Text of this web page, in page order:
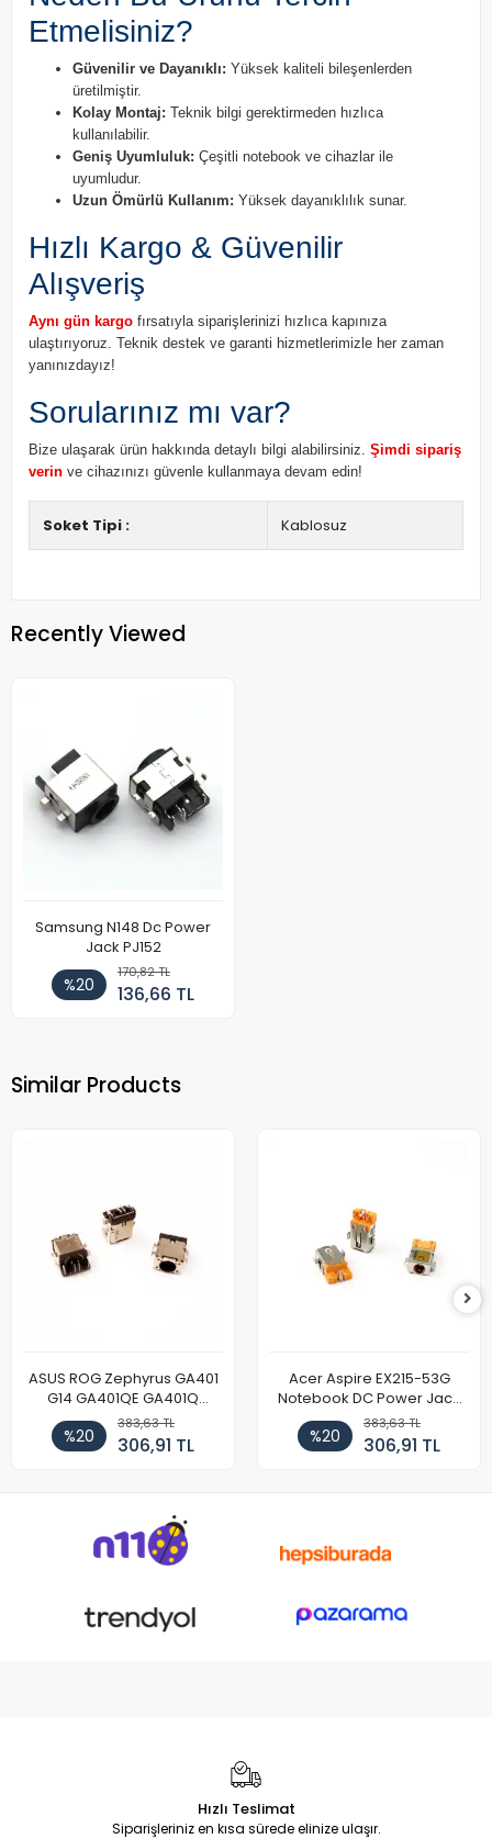
Etmelisiniz?
Güvenilir ve Dayanıklı: Yüksek kaliteli bileşenlerden
üretilmiştir.
Kolay Montaj: Teknik bilgi gerektirmeden hızlıca
kullanılabilir.
Geniş Uyumluluk: Çeşitli notebook ve cihazlar ile
uyumludur.
Uzun Ömürlü Kullanım: Yüksek dayanıklılık sunar.
Hızlı Kargo & Güvenilir
Alışveriş
Aynı gün kargo fırsatıyla siparişlerinizi hızlıca kapınıza
ulaştırıyoruz. Teknik destek ve garanti hizmetlerimizle her zaman
yanınızdayız!
Sorularınız mı var?
Bize ulaşarak ürün hakkında detaylı bilgi alabilirsiniz. Şimdi sipariş
verin ve cihazınızı güvenle kullanmaya devam edin!
Soket Tipi : Kablosuz
Recently Viewed
Samsung N148 Dc Power
Jack PJ152
%20
170,82 TL
136,66 TL
Similar Products
ASUS ROG Zephyrus GA401
G14 GA401QE GA401Q
GA402 GA402R GA402RK
HQ058T GA503QR GA503QS
GA503QM GA503QE GX650
Soketi
%20
383,63 TL
306,91 TL
Acer Aspire EX215-53G
Notebook DC Power Jack
Soket
%20
383,63 TL
306,91 TL
Hızlı Teslimat
Siparişleriniz en kısa sürede elinize ulaşır.